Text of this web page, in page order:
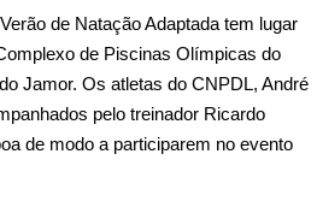
de Natação Adaptada tem lugar
de Piscinas Olímpicas do
Jamor. Os atletas do CNPDL, André
pelo treinador Ricardo
de modo a participarem no evento